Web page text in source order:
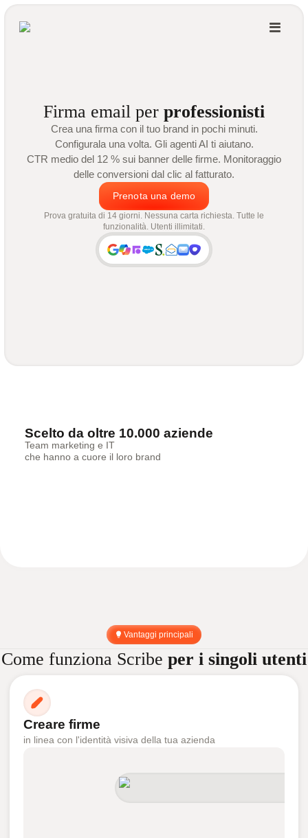
Firma email per professionisti
Crea una firma con il tuo brand in pochi minuti.
Configurala una volta. Gli agenti AI ti aiutano.
CTR medio del 12 % sui banner delle firme. Monitoraggio
delle conversioni dal clic al fatturato.
Prenota una demo
Prova gratuita di 14 giorni. Nessuna carta richiesta. Tutte le
funzionalità. Utenti illimitati.
Scelto da oltre 10.000 aziende
Team marketing e IT
che hanno a cuore il loro brand
Vantaggi principali
Come funziona Scribe per i singoli utenti
Creare firme
in linea con l'identità visiva della tua azienda